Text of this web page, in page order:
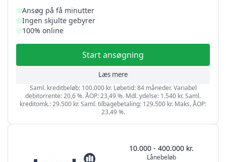
Ansøg på få minutter
Ingen skjulte gebyrer
100% online
Start ansøgning
Læs mere
Saml. kreditbeløb: 100.000 kr. Løbetid: 84 måneder. Variabel
debitorrente: 20,6 %. ÅOP: 23,49 %. Mdl. ydelse: 1.540 kr. Saml.
kreditomk.: 29.500 kr. Saml. tilbagebetaling: 129.500 kr. Maks. ÅOP:
23.49 %.
Lånebeløb
10.000 - 400.000 kr.